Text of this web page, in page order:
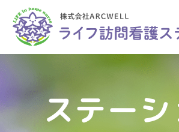
ステー